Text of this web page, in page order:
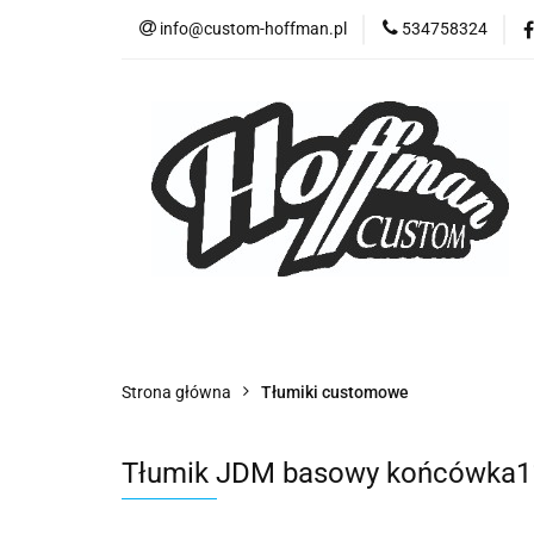
info@custom-hoffman.pl 534758324
TIP Downpipe
Akcesoria i stal
Strona główna Tłumiki customowe
Tłumik JDM basowy